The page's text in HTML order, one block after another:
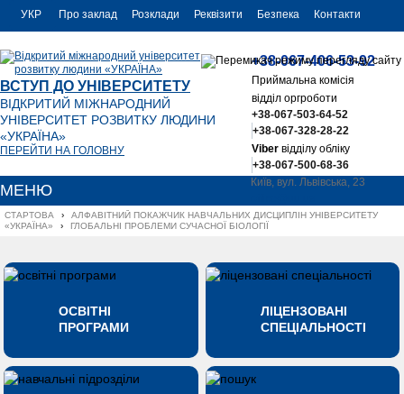
УКР
ENG
Про заклад Розклади Реквізити Безпека Контакти
ВСТУП ДО УНІВЕРСИТЕТУ
ВІДКРИТИЙ МІЖНАРОДНИЙ
УНІВЕРСИТЕТ РОЗВИТКУ ЛЮДИНИ
«УКРАЇНА»
ПЕРЕЙТИ НА ГОЛОВНУ
+38-067-406-53-92
Приймальна комісія
відділ оргроботи
+38-067-503-64-52
+38-067-328-28-22
Viberвідділу обліку
+38-067-500-68-36
Київ, вул. Львівська, 23
МЕНЮ
СТАРТОВА ›
АЛФАВІТНИЙ ПОКАЖЧИК НАВЧАЛЬНИХ ДИСЦИПЛІН УНІВЕРСИТЕТУ
«УКРАЇНА»
› ГЛОБАЛЬНІ ПРОБЛЕМИ СУЧАСНОЇ БІОЛОГІЇ
ОСВІТНІ
ПРОГРАМИ
ЛІЦЕНЗОВАНІ
СПЕЦІАЛЬНОСТІ